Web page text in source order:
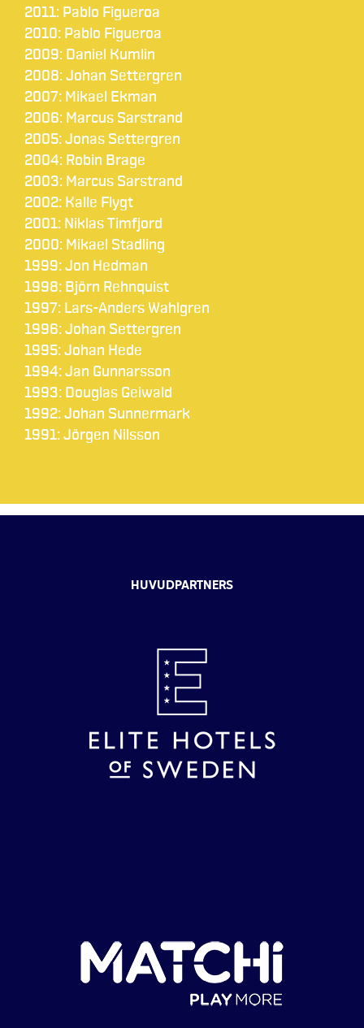
2011: Pablo Figueroa
2010: Pablo Figueroa
2009: Daniel Kumlin
2008: Johan Settergren
2007: Mikael Ekman
2006: Marcus Sarstrand
2005: Jonas Settergren
2004: Robin Brage
2003: Marcus Sarstrand
2002: Kalle Flygt
2001: Niklas Timfjord
2000: Mikael Stadling
1999: Jon Hedman
1998: Björn Rehnquist
1997: Lars-Anders Wahlgren
1996: Johan Settergren
1995: Johan Hede
1994: Jan Gunnarsson
1993: Douglas Geiwald
1992: Johan Sunnermark
1991: Jörgen Nilsson
HUVUDPARTNERS